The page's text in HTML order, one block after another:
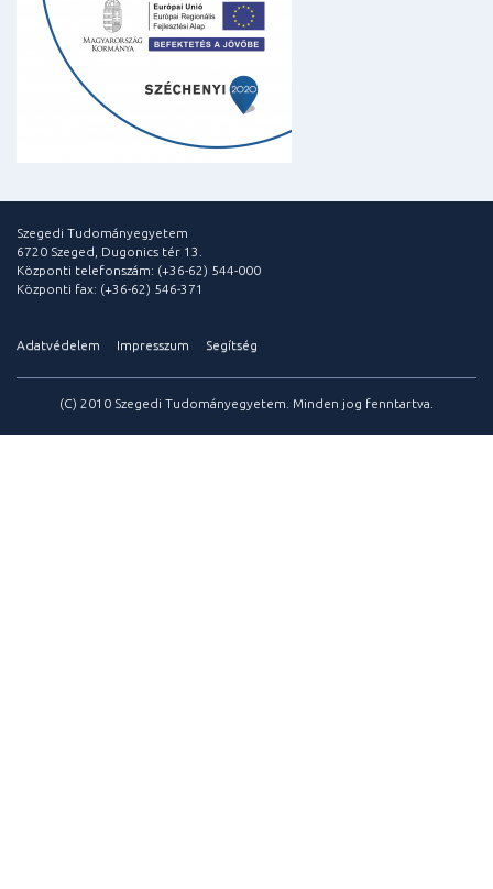
Szegedi Tudományegyetem
6720 Szeged, Dugonics tér 13.
Központi telefonszám: (+36-62) 544-000
Központi fax: (+36-62) 546-371
Adatvédelem Impresszum Segítség
(C) 2010 Szegedi Tudományegyetem. Minden jog fenntartva.